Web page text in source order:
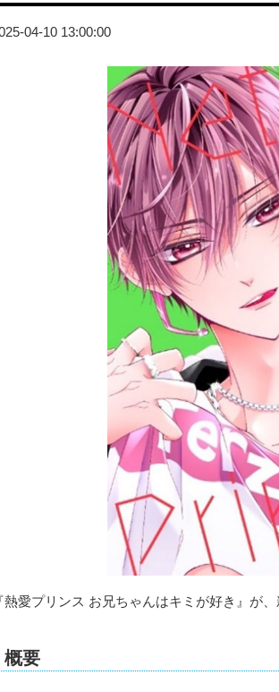
04-10 13:00:00
熱愛プリンス お兄ちゃんはキミが好き』が
概要